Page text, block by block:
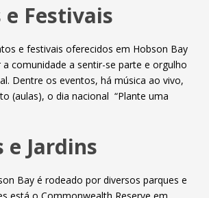
e Festivais
e festivais oferecidos em Hobson Bay
comunidade a sentir-se parte e orgulho
Dentre os eventos, há música ao vivo,
(aulas), o dia nacional “Plante uma
e Jardins
Bay é rodeado por diversos parques e